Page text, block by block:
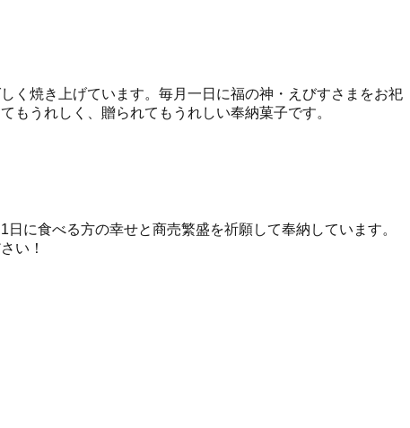
く焼き上げています。毎月一日に福の神・えびすさまをお祀
もうれしく、贈られてもうれしい奉納菓子です。
に食べる方の幸せと商売繁盛を祈願して奉納しています。
い！